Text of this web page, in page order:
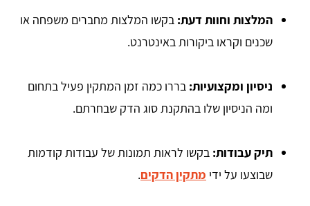
המלצות וחוות דעת: בקשו המלצות מחברים משפחה או
שכנים וקראו ביקורות באינטרנט.
ניסיון ומקצועיות: בררו כמה זמן המתקין פעיל בתחום
ומה הניסיון שלו בהתקנת סוג הדק שבחרתם.
תיק עבודות: בקשו לראות תמונות של עבודות קודמות
שבוצעו על ידי מתקין הדקים.